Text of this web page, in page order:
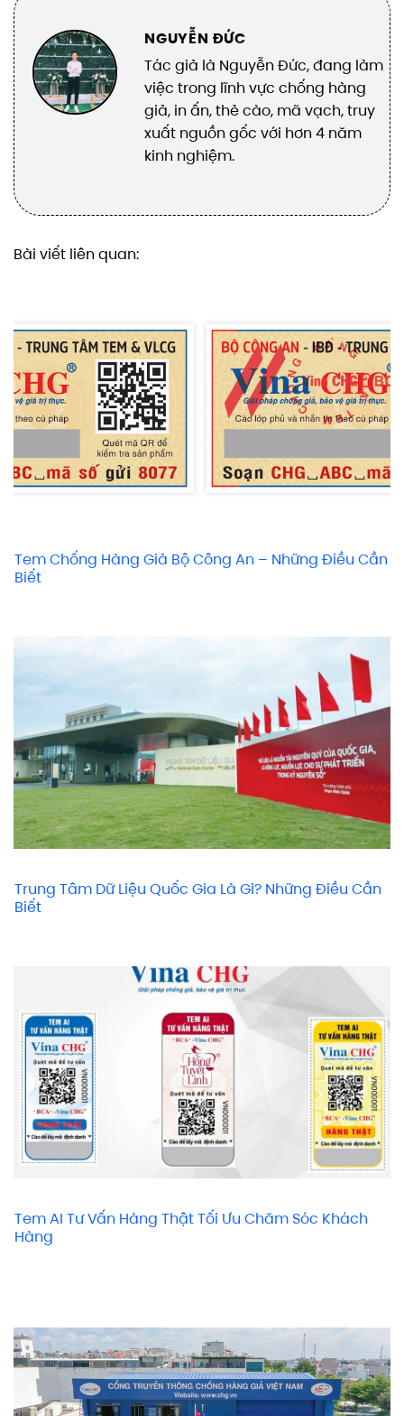
NGUYỄN ĐỨC
Tác giả là Nguyễn Đức, đang làm
việc trong lĩnh vực chống hàng
giả, in ấn, thẻ cào, mã vạch, truy
xuất nguồn gốc với hơn 4 năm
kinh nghiệm.
Bài viết liên quan:
Tem Chống Hàng Giả Bộ Công An – Những Điều Cần
Biết
Trung Tâm Dữ Liệu Quốc Gia Là Gì? Những Điều Cần
Biết
Tem AI Tư Vấn Hàng Thật Tối Ưu Chăm Sóc Khách
Hàng